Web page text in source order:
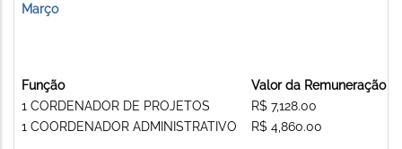
Março
Função
1 CORDENADOR DE PROJETOS
1 COORDENADOR ADMINISTRATIVO
Valor da Remuneração
R$ 7,128.00
R$ 4,860.00